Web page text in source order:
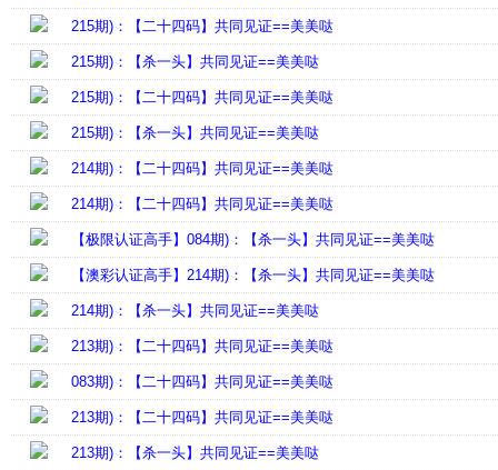
215期)：【二十四码】共同见证==美美哒
215期)：【杀一头】共同见证==美美哒
215期)：【二十四码】共同见证==美美哒
215期)：【杀一头】共同见证==美美哒
214期)：【二十四码】共同见证==美美哒
214期)：【二十四码】共同见证==美美哒
【极限认证高手】084期)：【杀一头】共同见证==美美哒
【澳彩认证高手】214期)：【杀一头】共同见证==美美哒
214期)：【杀一头】共同见证==美美哒
213期)：【二十四码】共同见证==美美哒
083期)：【二十四码】共同见证==美美哒
213期)：【二十四码】共同见证==美美哒
213期)：【杀一头】共同见证==美美哒